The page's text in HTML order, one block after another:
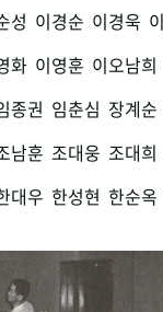
성 이경순 이경욱
화 이영훈 이오남희
종권 임춘심 장계순
남훈 조대웅 조대희
대우 한성현 한순옥